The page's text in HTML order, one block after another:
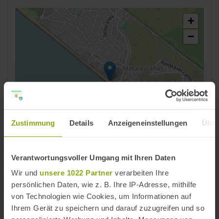
Zustimmung Details Anzeigeneinstellungen
Verantwortungsvoller Umgang mit Ihren Daten
Wir und unsere 1022 Partner verarbeiten Ihre
persönlichen Daten, wie z. B. Ihre IP-Adresse, mithilfe
von Technologien wie Cookies, um Informationen auf
Ihrem Gerät zu speichern und darauf zuzugreifen und so
+
−
Almonte,Costa de la Luz, Provinz Huelva
Strände